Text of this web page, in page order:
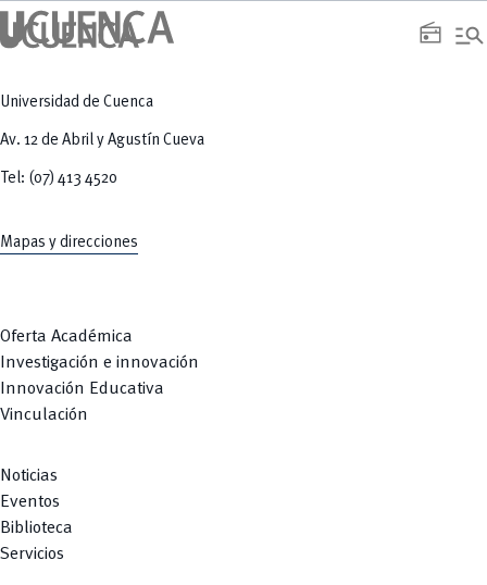
radio manage_search
Universidad de Cuenca
Av. 12 de Abril y Agustín Cueva
Tel: (07) 413 4520
Mapas y direcciones
Oferta Académica
Investigación e innovación
Innovación Educativa
Vinculación
Noticias
Eventos
Biblioteca
Servicios